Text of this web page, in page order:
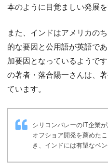
本のように目覚ましい発展
また、インドはアメリカの
的な要因と公用語が英語で
加要因となっているようで
の著者・落合陽一さんは、
ています。
シリコンバレーのIT企業
オフショア開発を薦めた
き、インドには有望なベ